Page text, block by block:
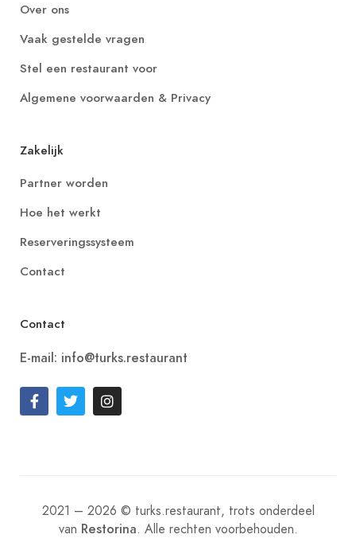
Over ons
Vaak gestelde vragen
Stel een restaurant voor
Algemene voorwaarden & Privacy
Zakelijk
Partner worden
Hoe het werkt
Reserveringssysteem
Contact
Contact
E-mail: info@turks.restaurant
2021 – 2026 © turks.restaurant, trots onderdeel
van Restorina. Alle rechten voorbehouden.